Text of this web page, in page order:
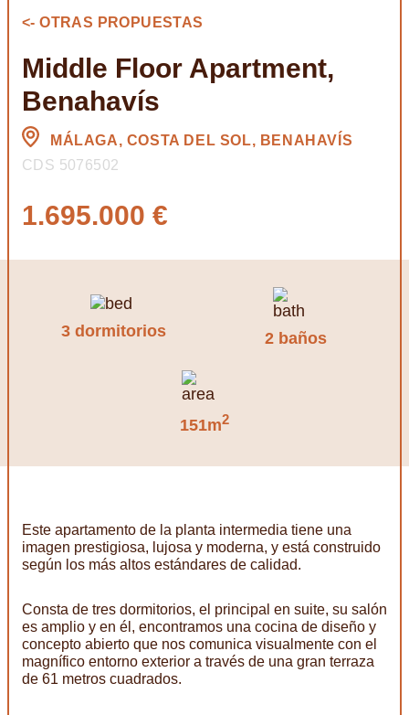
<- OTRAS PROPUESTAS
Middle Floor Apartment,
Benahavís
MÁLAGA, COSTA DEL SOL, BENAHAVÍS
CDS 5076502
1.695.000 €
3 dormitorios 2 baños
151m2
Este apartamento de la planta intermedia tiene una
imagen prestigiosa, lujosa y moderna, y está construido
según los más altos estándares de calidad.
Consta de tres dormitorios, el principal en suite, su salón
es amplio y en él, encontramos una cocina de diseño y
concepto abierto que nos comunica visualmente con el
magnífico entorno exterior a través de una gran terraza
de 61 metros cuadrados.